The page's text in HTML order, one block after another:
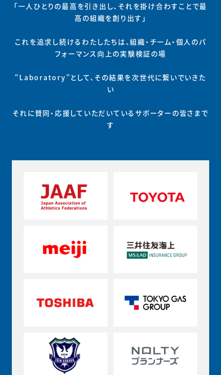
「一人ひとりの最高を引き出し、それを掛け合わすことで最
高の組織を創り出す」
これを追求し続けるわたしたちは、組織・チーム・個人のパ
フォーマンス向上の実験検証の場
“Laboratory”として、その結果を次世代に繋いでいきた
い
それに賛同・応援していただいているサポーターの皆さまで
す